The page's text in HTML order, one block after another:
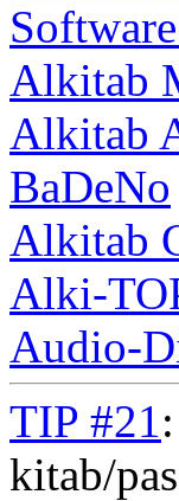
Alkitab
Alkitab
BaDeNo
Alkitab
Alki-
Audio-
TIP #21
kitab/